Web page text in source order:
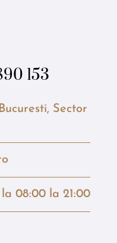
153
Sector
08:00 la 21:00